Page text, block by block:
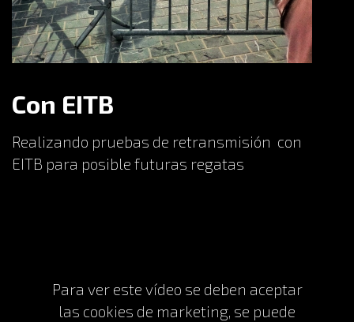
Con EITB
Realizando pruebas de retransmisión con
EITB para posible futuras regatas
Para ver este vídeo se deben aceptar
las cookies de marketing, se puede